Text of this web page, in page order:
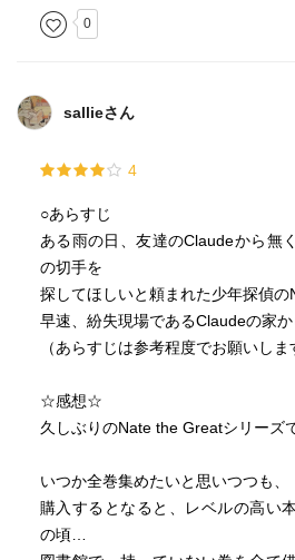
0
sallieさん
4
○あらすじ
ある雨の日、友達のClaudeから無
の切手を
探してほしいと頼まれた少年探偵の
早速、紛失現場であるClaudeの家か
（あらすじは参考程度でお願いしま
☆感想☆
久しぶりのNate the Greatシリーズ
いつか全巻集めたいと思いつつも、
購入するとなると、レベルの高い
の頃…